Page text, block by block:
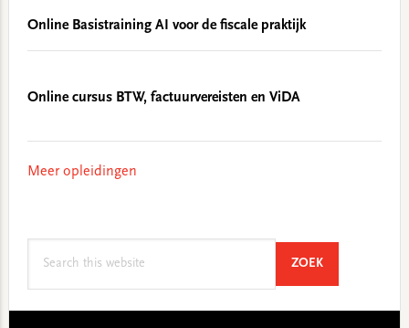
Online Basistraining AI voor de fiscale praktijk
Online cursus BTW, factuurvereisten en ViDA
Meer opleidingen
ZOEKSEARCH